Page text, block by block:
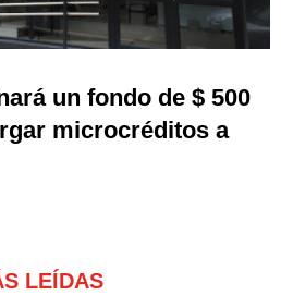
un fondo de $ 500
microcréditos a
LEÍDAS